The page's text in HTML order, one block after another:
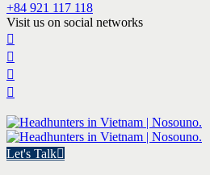
+84 921 117 118
Visit us on social networks
Let's Talk